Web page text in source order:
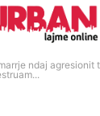
ndaj agresionit